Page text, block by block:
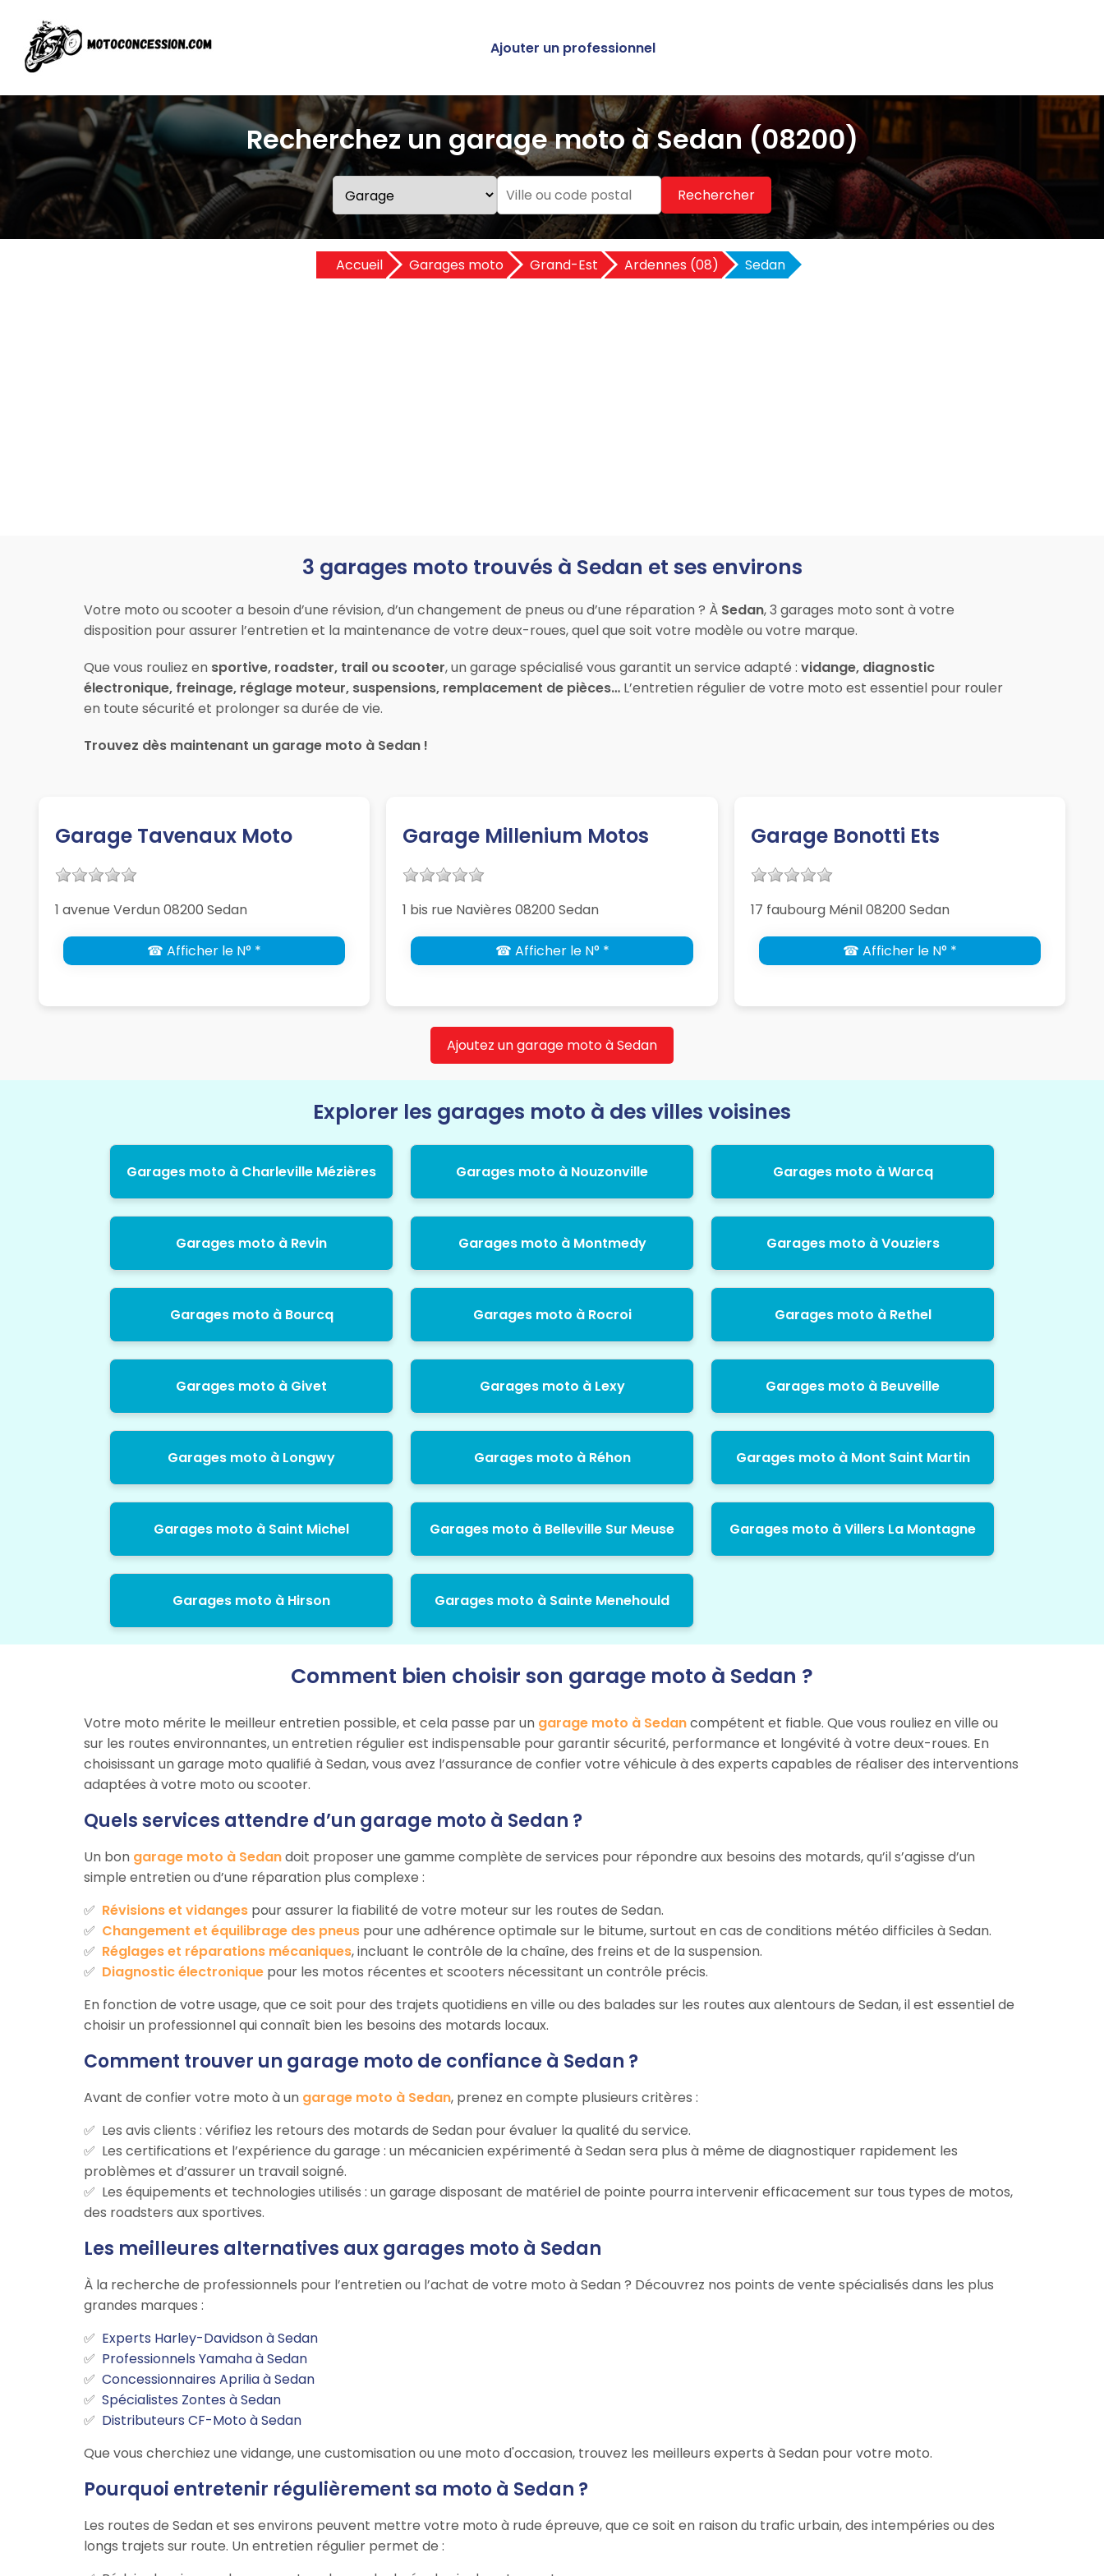
Ajouter un professionnel
Recherchez un garage moto à Sedan (08200)
Rechercher
Accueil Garages moto Grand-Est Ardennes (08) Sedan
3 garages moto trouvés à Sedan et ses environs
Votre moto ou scooter a besoin d’une révision, d’un changement de pneus ou d’une réparation ? À Sedan, 3 garages moto sont à votre
disposition pour assurer l’entretien et la maintenance de votre deux-roues, quel que soit votre modèle ou votre marque.
Que vous rouliez en sportive, roadster, trail ou scooter, un garage spécialisé vous garantit un service adapté : vidange, diagnostic
électronique, freinage, réglage moteur, suspensions, remplacement de pièces… L’entretien régulier de votre moto est essentiel pour rouler
en toute sécurité et prolonger sa durée de vie.
Trouvez dès maintenant un garage moto à Sedan !
Garage Tavenaux Moto
1 avenue Verdun 08200 Sedan
☎ Afficher le N° *
Garage Millenium Motos
1 bis rue Navières 08200 Sedan
☎ Afficher le N° *
Garage Bonotti Ets
17 faubourg Ménil 08200 Sedan
☎ Afficher le N° *
Ajoutez un garage moto à Sedan
Explorer les garages moto à des villes voisines
Garages moto à Charleville Mézières Garages moto à Nouzonville Garages moto à Warcq
Garages moto à Revin Garages moto à Montmedy Garages moto à Vouziers
Garages moto à Bourcq Garages moto à Rocroi Garages moto à Rethel
Garages moto à Givet Garages moto à Lexy Garages moto à Beuveille
Garages moto à Longwy Garages moto à Réhon Garages moto à Mont Saint Martin
Garages moto à Saint Michel Garages moto à Belleville Sur Meuse Garages moto à Villers La Montagne
Garages moto à Hirson Garages moto à Sainte Menehould
Comment bien choisir son garage moto à Sedan ?
Votre moto mérite le meilleur entretien possible, et cela passe par un garage moto à Sedancompétent et fiable. Que vous rouliez en ville ou
sur les routes environnantes, un entretien régulier est indispensable pour garantir sécurité, performance et longévité à votre deux-roues. En
choisissant un garage moto qualifié à Sedan, vous avez l’assurance de confier votre véhicule à des experts capables de réaliser des interventions
adaptées à votre moto ou scooter.
Quels services attendre d’un garage moto à Sedan ?
Un bon garage moto à Sedandoit proposer une gamme complète de services pour répondre aux besoins des motards, qu’il s’agisse d’un
simple entretien ou d’une réparation plus complexe :
Révisions et vidanges pour assurer la fiabilité de votre moteur sur les routes de Sedan.
Changement et équilibrage des pneus pour une adhérence optimale sur le bitume, surtout en cas de conditions météo difficiles à Sedan.
Réglages et réparations mécaniques, incluant le contrôle de la chaîne, des freins et de la suspension.
Diagnostic électronique pour les motos récentes et scooters nécessitant un contrôle précis.
En fonction de votre usage, que ce soit pour des trajets quotidiens en ville ou des balades sur les routes aux alentours de Sedan, il est essentiel de
choisir un professionnel qui connaît bien les besoins des motards locaux.
Comment trouver un garage moto de confiance à Sedan ?
Avant de confier votre moto à un garage moto à Sedan, prenez en compte plusieurs critères :
Les avis clients : vérifiez les retours des motards de Sedan pour évaluer la qualité du service.
Les certifications et l’expérience du garage : un mécanicien expérimenté à Sedan sera plus à même de diagnostiquer rapidement les
problèmes et d’assurer un travail soigné.
Les équipements et technologies utilisés : un garage disposant de matériel de pointe pourra intervenir efficacement sur tous types de motos,
des roadsters aux sportives.
Les meilleures alternatives aux garages moto à Sedan
À la recherche de professionnels pour l’entretien ou l’achat de votre moto à Sedan ? Découvrez nos points de vente spécialisés dans les plus
grandes marques :
Experts Harley-Davidson à Sedan
Professionnels Yamaha à Sedan
Concessionnaires Aprilia à Sedan
Spécialistes Zontes à Sedan
Distributeurs CF-Moto à Sedan
Que vous cherchiez une vidange, une customisation ou une moto d'occasion, trouvez les meilleurs experts à Sedan pour votre moto.
Pourquoi entretenir régulièrement sa moto à Sedan ?
Les routes de Sedan et ses environs peuvent mettre votre moto à rude épreuve, que ce soit en raison du trafic urbain, des intempéries ou des
longs trajets sur route. Un entretien régulier permet de :